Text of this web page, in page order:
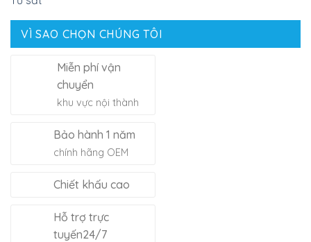
VÌ SAO CHỌN CHÚNG TÔI
Miễn phí vận
chuyển
khu vực nội thành
Bảo hành 1 năm
chính hãng OEM
Chiết khấu cao
Hỗ trợ trực
tuyến24/7